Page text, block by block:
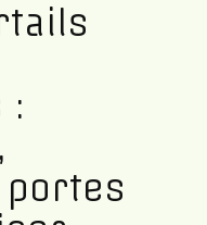
: